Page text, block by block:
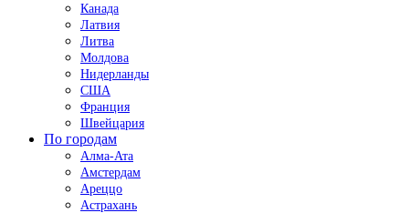
Канада
Латвия
Литва
Молдова
Нидерланды
США
Франция
Швейцария
По городам
Алма-Ата
Амстердам
Ареццо
Астрахань